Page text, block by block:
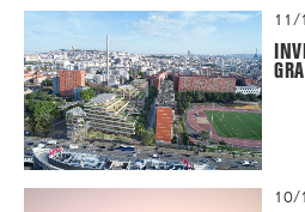
11/
10/